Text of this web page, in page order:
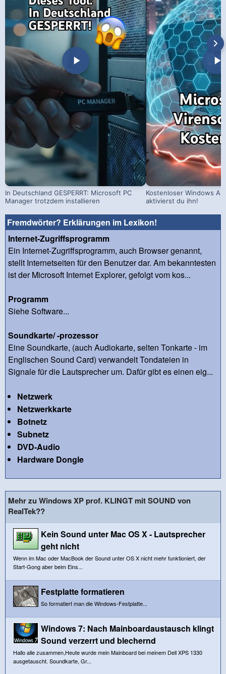
In Deutschland GESPERRT: Microsoft PC
Manager trotzdem installieren
Kostenloser Windows
aktivierst du ihn!
Fremdwörter? Erklärungen im Lexikon!
Internet-Zugriffsprogramm
Ein Internet-Zugriffsprogramm, auch Browser genannt,
stellt Internetseiten für den Benutzer dar. Am bekanntesten
ist der Microsoft Internet Explorer, gefolgt vom kos...
Programm
Siehe Software...
Soundkarte/ -prozessor
Eine Soundkarte, (auch Audiokarte, selten Tonkarte - im
Englischen Sound Card) verwandelt Tondateien in
Signale für die Lautsprecher um. Dafür gibt es einen eig...
Netzwerk
Netzwerkkarte
Botnetz
Subnetz
DVD-Audio
Hardware Dongle
Mehr zu Windows XP prof. KLINGT mit SOUND von
RealTek??
Kein Sound unter Mac OS X - Lautsprecher
geht nicht
Wenn im Mac oder MacBook der Sound unter OS X nicht mehr funktioniert, der
Start-Gong aber beim Eins...
Festplatte formatieren
So formatiert man die Windows-Festplatte...
Windows 7: Nach Mainboardaustausch klingt
Sound verzerrt und blechernd
Hallo alle zusammen,Heute wurde mein Mainboard bei meinem Dell XPS 1330
ausgetauscht. Soundkarte, Gr...